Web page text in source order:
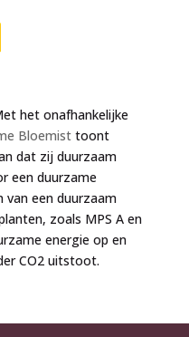
het onafhankelijke
Bloemisttoont
dat zij duurzaam
een duurzame
van een duurzaam
zoals MPS A en
energie op en
CO2 uitstoot.